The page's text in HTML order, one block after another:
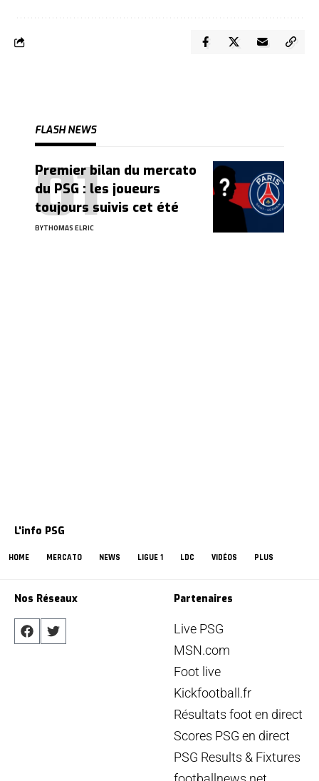
FLASH NEWS
Premier bilan du mercato
du PSG : les joueurs
toujours suivis cet été
BYTHOMAS ELRIC
L'info PSG
HOME MERCATO NEWS LIGUE 1 LDC VIDÉOS PLUS
Nos Réseaux Partenaires
Live PSG
MSN.com
Foot live
Kickfootball.fr
Résultats foot en direct
Scores PSG en direct
PSG Results & Fixtures